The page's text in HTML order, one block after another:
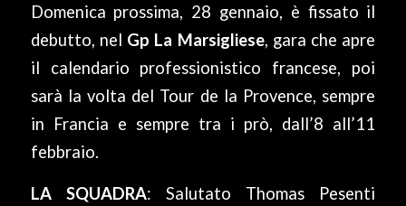
Domenica prossima, 28 gennaio, è fissato il
debutto, nel Gp La Marsigliese, gara che apre
il calendario professionistico francese, poi
sarà la volta del Tour de la Provence, sempre
in Francia e sempre tra i prò, dall’8 all’11
febbraio.
LA SQUADRA: Salutato Thomas Pesenti